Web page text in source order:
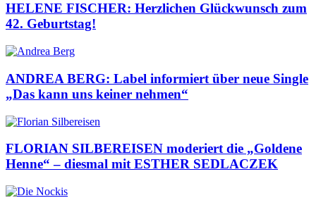
HELENE FISCHER: Herzlichen Glückwunsch zum
42. Geburtstag!
ANDREA BERG: Label informiert über neue Single
„Das kann uns keiner nehmen“
FLORIAN SILBEREISEN moderiert die „Goldene
Henne“ – diesmal mit ESTHER SEDLACZEK